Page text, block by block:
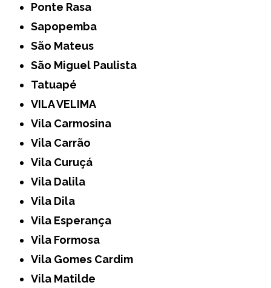
Ponte Rasa
Sapopemba
São Mateus
São Miguel Paulista
Tatuapé
VILA VELIMA
Vila Carmosina
Vila Carrão
Vila Curuçá
Vila Dalila
Vila Dila
Vila Esperança
Vila Formosa
Vila Gomes Cardim
Vila Matilde